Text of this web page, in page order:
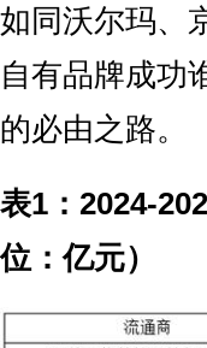
如同沃尔玛、
自有品牌成功
的必由之路。
表1：2024-
位：亿元）